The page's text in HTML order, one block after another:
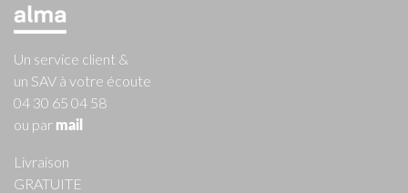
Un service client &
un SAV à votre écoute
04 30 65 04 58
ou par mail
Livraison
GRATUITE